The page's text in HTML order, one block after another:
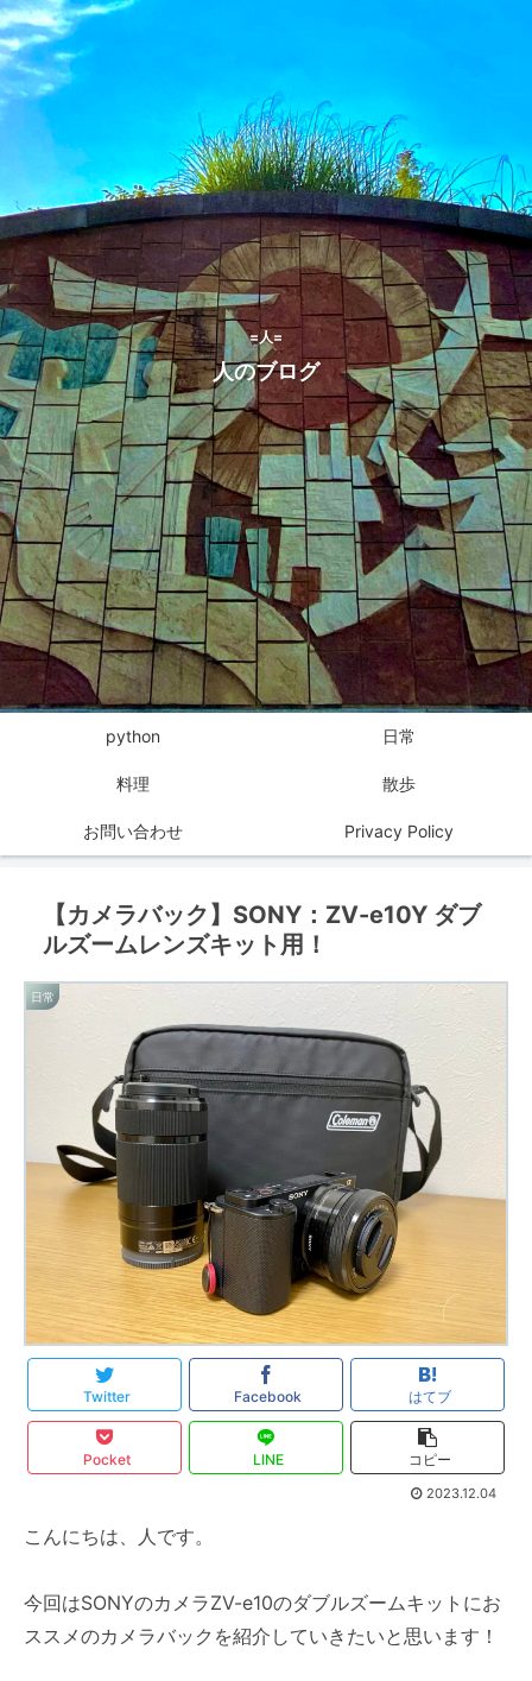
=人=
人のブログ
python 日常
料理 散歩
お問い合わせ Privacy Policy
【カメラバック】SONY：ZV-e10Y ダブ
ルズームレンズキット用！
日常
Twitter Facebook はてブ
Pocket LINE コピー
2023.12.04
こんにちは、人です。
今回はSONYのカメラZV-e10のダブルズームキットにお
ススメのカメラバックを紹介していきたいと思います！